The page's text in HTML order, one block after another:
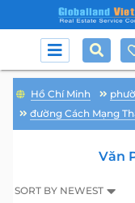
Hồ Chí Minh
đường Cách Mạng
Văn
SORT BY NEWEST